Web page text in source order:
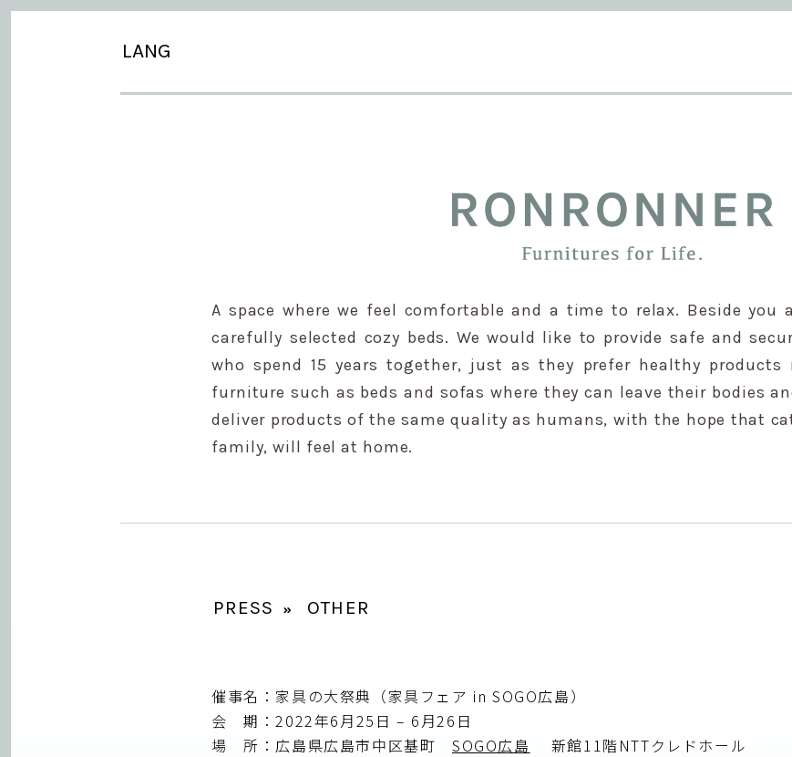
LANG
A space where we feel comfortable and a time to relax. Beside you
carefully selected cozy beds. We would like to provide safe and
who spend 15 years together, just as they prefer healthy
furniture such as beds and sofas where they can leave their bodies
deliver products of the same quality as humans, with the hope that
family, will feel at home.
PRESS OTHER
催事名：家具の大祭典（家具フェア in SOGO広島）
会 期：2022年6月25日 – 6月26日
場 所：広島県広島市中区基町SOGO広島 新館11階NTTクレドホール